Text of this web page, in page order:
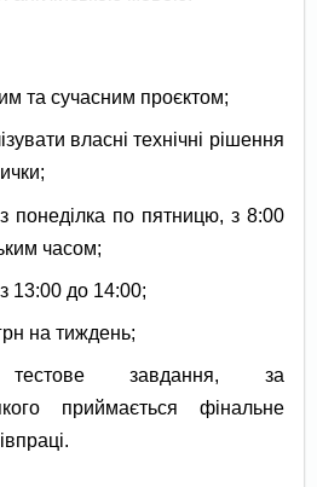
та сучасним проєктом;
власні технічні рішення
понеділка по пятницю, з 8:00
часом;
13:00 до 14:00;
на тиждень;
тестове завдання, за
приймається фінальне